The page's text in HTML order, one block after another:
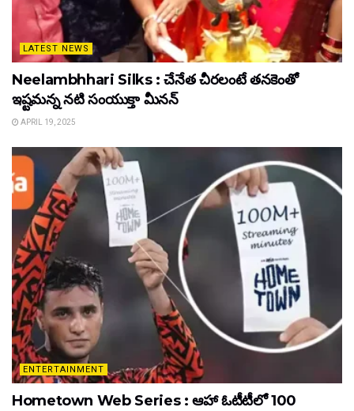
LATEST NEWS
Neelambhhari Silks : చేనేత చీరలంటే తనకెంతో
ఇష్టమన్న నటి సంయుక్తా మీనన్‌
APRIL 19, 2025
ENTERTAINMENT
Hometown Web Series : ఆహా ఓటీటీలో 100